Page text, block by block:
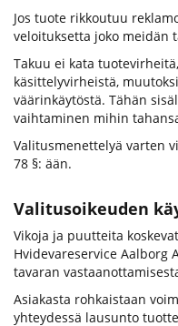
Jos tuote rikkoutuu
veloituksetta joko meidän
Takuu ei kata
käsittelyvirheistä,
väärinkäytöstä. Tähän
vaihtaminen mihin
Valitusmenettelyä varten
78 §: ään.
Valitusoikeuden
Vikoja ja puutteita
Hvidevareservice Aalborg
tavaran
Asiakasta rohkaistaan
yhteydessä lausunto